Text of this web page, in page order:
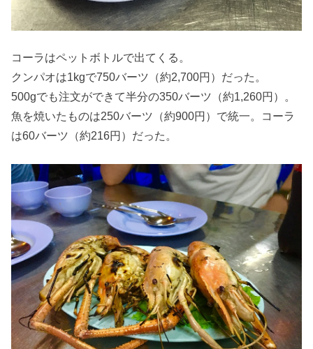
コーラはペットボトルで出てくる。
クンパオは1kgで750バーツ（約2,700円）だった。
500gでも注文ができて半分の350バーツ（約1,260円）。
魚を焼いたものは250バーツ（約900円）で統一。コーラ
は60バーツ（約216円）だった。